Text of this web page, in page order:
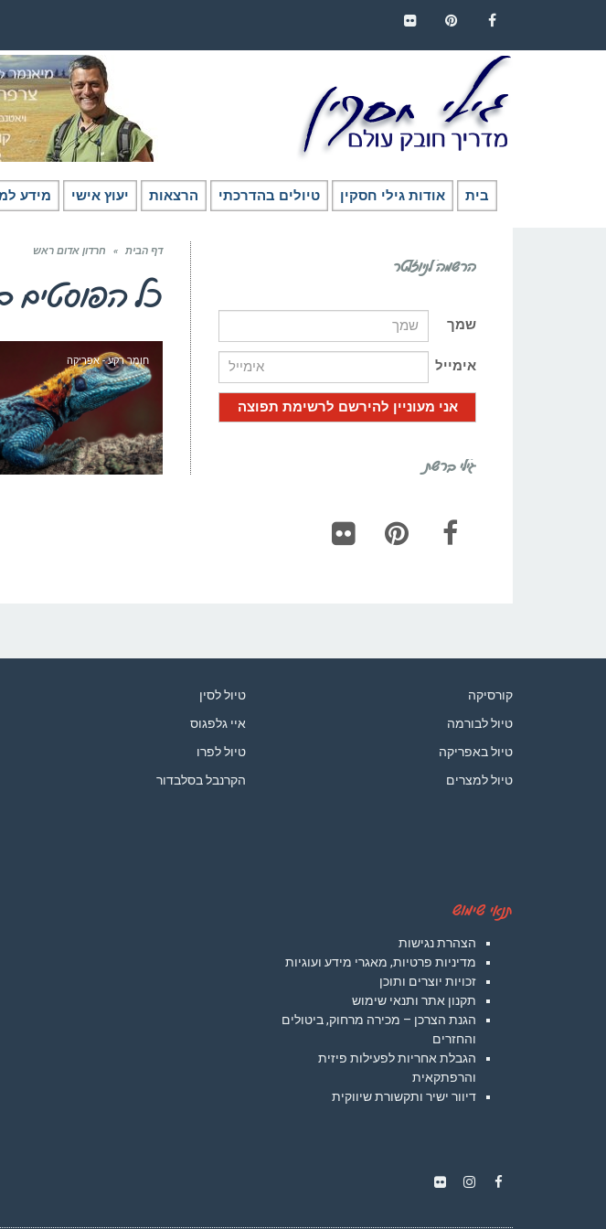
בית אודות גילי חסקין טיולים בהדרכתי הרצאות יעוץ אישי מידע
דף הבית » חרדון אדום ראש
כל הפוסטים
חומר רקע - אפריקה
הרשמה לניוזלטר
שמך
אימייל
גילי ברשת
קורסיקה
טיול לבורמה
טיול באפריקה
טיול למצרים
טיול לסין
איי גלפגוס
טיול לפרו
הקרנבל בסלבדור
תנאי שימוש
הצהרת נגישות
מדיניות פרטיות, מאגרי מידע ועוגיות
זכויות יוצרים ותוכן
תקנון אתר ותנאי שימוש
הגנת הצרכן – מכירה מרחוק, ביטולים
והחזרים
הגבלת אחריות לפעילות פיזית
והרפתקאית
דיוור ישיר ותקשורת שיווקית